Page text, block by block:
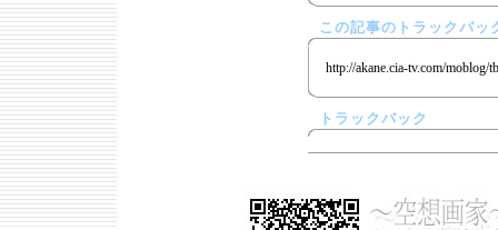
この記事のトラックバッ
http://akane.cia-tv.com/moblog/
トラックバック